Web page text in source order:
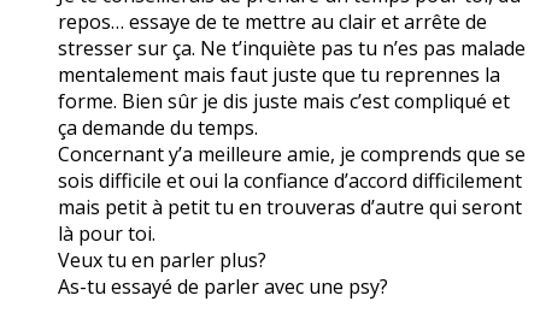
repos… essaye de te mettre au clair et arrête de
stresser sur ça. Ne t’inquiète pas tu n’es pas malade
mentalement mais faut juste que tu reprennes la
forme. Bien sûr je dis juste mais c’est compliqué et
ça demande du temps.
Concernant y’a meilleure amie, je comprends que se
sois difficile et oui la confiance d’accord difficilement
mais petit à petit tu en trouveras d’autre qui seront
là pour toi.
Veux tu en parler plus?
As-tu essayé de parler avec une psy?